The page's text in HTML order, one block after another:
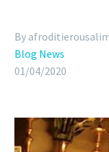
By
Blog News
01/04/2020